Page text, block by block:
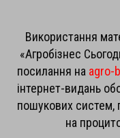
Використання
«Агробізнес
посилання на agro-
інтернет-видань
пошукових систем,
на